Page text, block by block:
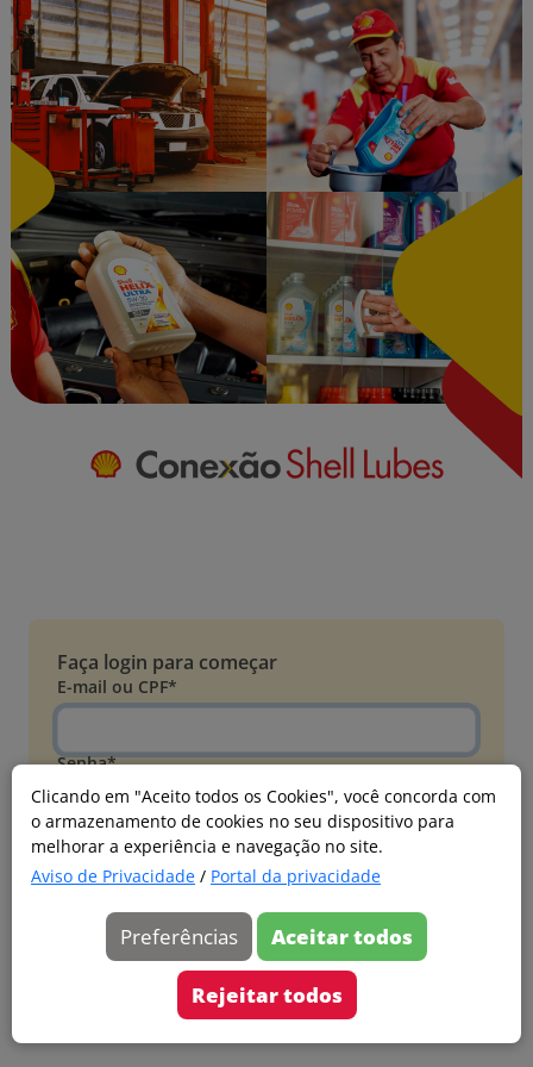
Clicando em "Aceito todos os Cookies", você concorda com
o armazenamento de cookies no seu dispositivo para
melhorar a experiência e navegação no site.
Aviso de Privacidade / Portal da privacidade
Preferências Aceitar todos
Rejeitar todos
Faça login para começar
E-mail ou CPF*
Senha*
Esqueci minha senha
Entrar
Acessar com Microsoft
Ainda não faz parte?
Cadastre-se
Versão 20260805.7